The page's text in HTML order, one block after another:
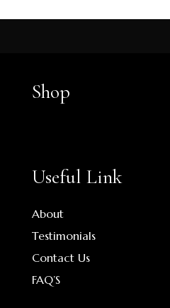
Shop
Useful Link
About
Testimonials
Contact Us
FAQ’S